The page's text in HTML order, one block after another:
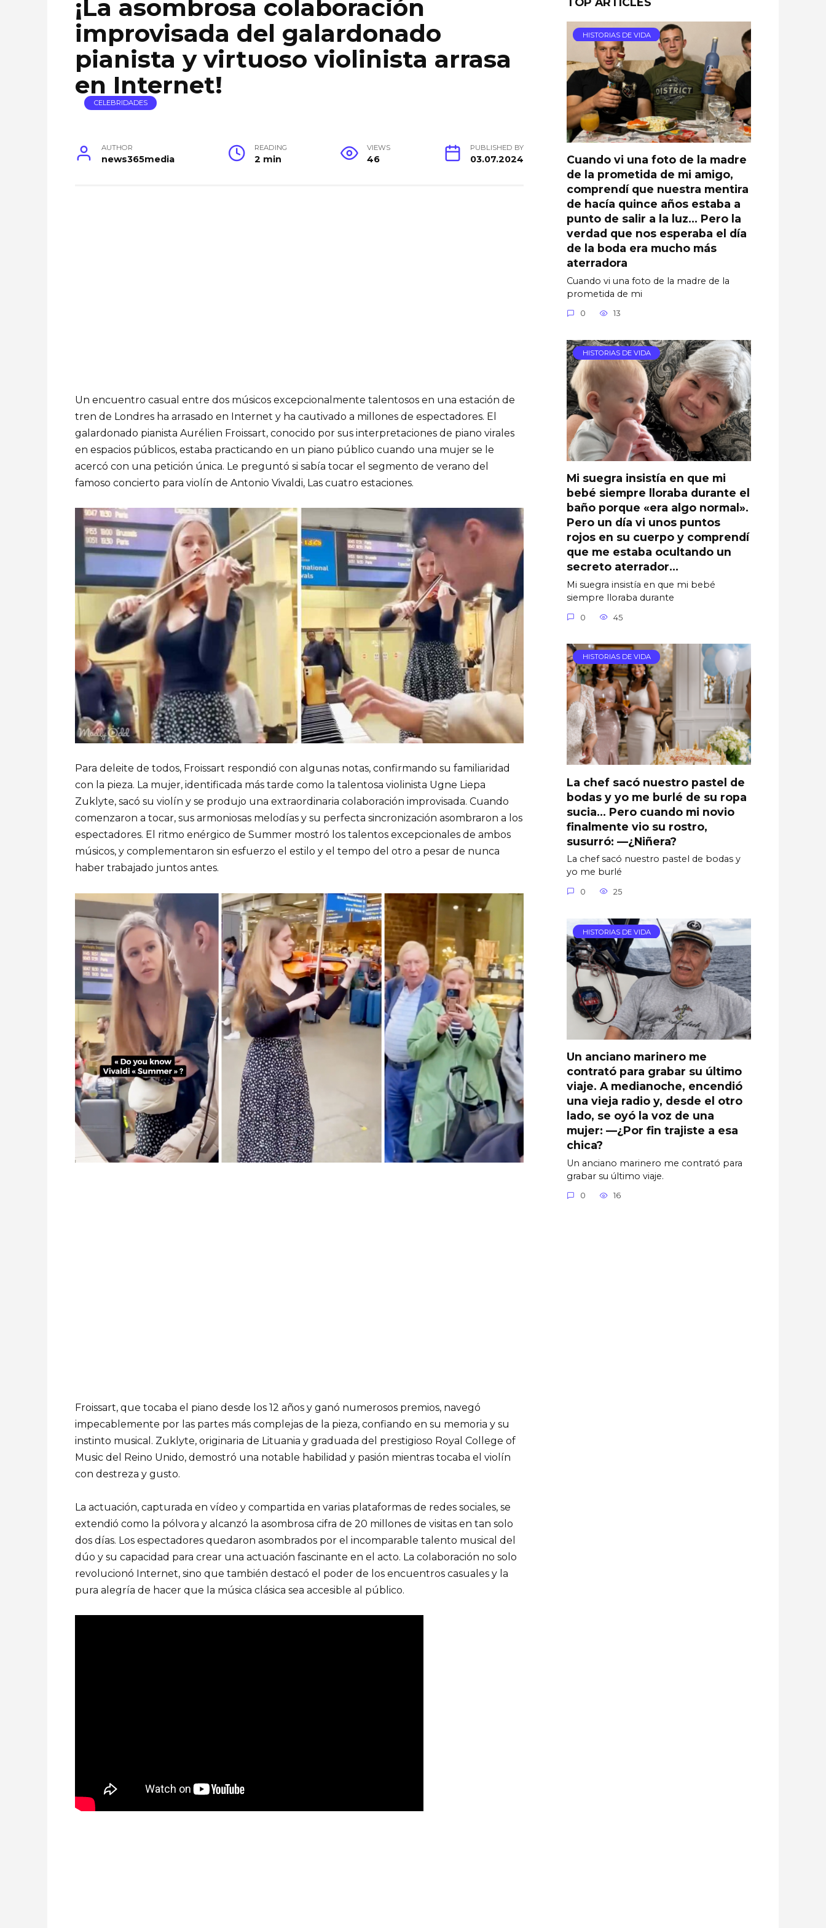
¡La asombrosa colaboración
improvisada del galardonado
pianista y virtuoso violinista arrasa
en Internet!
CELEBRIDADES
AUTHOR
news365media
READING
2 min
VIEWS
46
PUBLISHED BY
03.07.2024
Un encuentro casual entre dos músicos excepcionalmente talentosos en una estación de
tren de Londres ha arrasado en Internet y ha cautivado a millones de espectadores. El
galardonado pianista Aurélien Froissart, conocido por sus interpretaciones de piano virales
en espacios públicos, estaba practicando en un piano público cuando una mujer se le
acercó con una petición única. Le preguntó si sabía tocar el segmento de verano del
famoso concierto para violín de Antonio Vivaldi, Las cuatro estaciones.
Para deleite de todos, Froissart respondió con algunas notas, confirmando su familiaridad
con la pieza. La mujer, identificada más tarde como la talentosa violinista Ugne Liepa
Zuklyte, sacó su violín y se produjo una extraordinaria colaboración improvisada. Cuando
comenzaron a tocar, sus armoniosas melodías y su perfecta sincronización asombraron a los
espectadores. El ritmo enérgico de Summer mostró los talentos excepcionales de ambos
músicos, y complementaron sin esfuerzo el estilo y el tempo del otro a pesar de nunca
haber trabajado juntos antes.
Froissart, que tocaba el piano desde los 12 años y ganó numerosos premios, navegó
impecablemente por las partes más complejas de la pieza, confiando en su memoria y su
instinto musical. Zuklyte, originaria de Lituania y graduada del prestigioso Royal College of
Music del Reino Unido, demostró una notable habilidad y pasión mientras tocaba el violín
con destreza y gusto.
La actuación, capturada en vídeo y compartida en varias plataformas de redes sociales, se
extendió como la pólvora y alcanzó la asombrosa cifra de 20 millones de visitas en tan solo
dos días. Los espectadores quedaron asombrados por el incomparable talento musical del
dúo y su capacidad para crear una actuación fascinante en el acto. La colaboración no solo
revolucionó Internet, sino que también destacó el poder de los encuentros casuales y la
pura alegría de hacer que la música clásica sea accesible al público.
HISTORIAS DE VIDA
Cuando vi una foto de la madre
de la prometida de mi amigo,
comprendí que nuestra mentira
de hacía quince años estaba a
punto de salir a la luz… Pero la
verdad que nos esperaba el día
de la boda era mucho más
aterradora
Cuando vi una foto de la madre de la
prometida de mi
0 13
HISTORIAS DE VIDA
Mi suegra insistía en que mi
bebé siempre lloraba durante el
baño porque «era algo normal».
Pero un día vi unos puntos
rojos en su cuerpo y comprendí
que me estaba ocultando un
secreto aterrador…
Mi suegra insistía en que mi bebé
siempre lloraba durante
0 45
HISTORIAS DE VIDA
La chef sacó nuestro pastel de
bodas y yo me burlé de su ropa
sucia… Pero cuando mi novio
finalmente vio su rostro,
susurró: —¿Niñera?
La chef sacó nuestro pastel de bodas y
yo me burlé
0 25
HISTORIAS DE VIDA
Un anciano marinero me
contrató para grabar su último
viaje. A medianoche, encendió
una vieja radio y, desde el otro
lado, se oyó la voz de una
mujer: —¿Por fin trajiste a esa
chica?
Un anciano marinero me contrató para
grabar su último viaje.
0 16